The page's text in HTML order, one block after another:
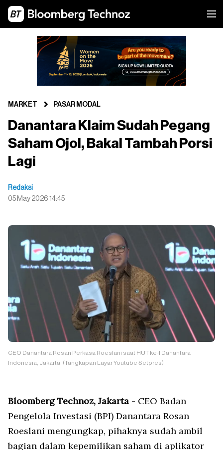
MARKET PASAR MODAL
Danantara Klaim Sudah Pegang
Saham Ojol, Bakal Tambah Porsi
Lagi
Redaksi
05 May 2026 14:45
CEO Danantara Rosan Perkasa Roeslani saat HUT ke-1 Danantara
Indonesia, Jakarta. (Tangkapan Layar Youtube Setpres)
Bloomberg Technoz, Jakarta - CEO Badan
Pengelola Investasi (BPI) Danantara Rosan
Roeslani mengungkap, pihaknya sudah ambil
bagian dalam kepemilikan saham di aplikator